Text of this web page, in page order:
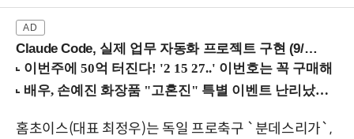
Claude Code, 실제 업무 자동화 프로젝트 구현 (9/16 ~17 강남역)
홈초이스(대표 최정우)는 독일 프로축구 `분데스리가`,